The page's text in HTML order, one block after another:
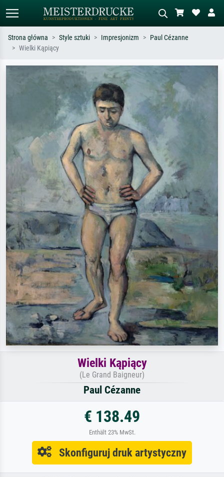
Szukaj wg artysty, tytułu lub stylu – np.
Monet, Gwiaździsta noc,
impresjonizm, fala Hokusaia, akt.
Opisz scenę – np. zielona łąka,
abstrakcja z czerwienią, ciemny olej,
stojący akt obok drzewa.
Strona główna Style sztuki Impresjonizm
Paul Cézanne
Wielki Kąpiący
Wielki Kąpiący
(Le Grand Baigneur)
Paul Cézanne
€ 138.49
Enthält 23% MwSt.
Skonfiguruj druk artystyczny